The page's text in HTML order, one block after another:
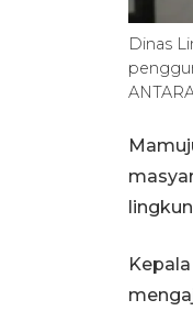
Dinas